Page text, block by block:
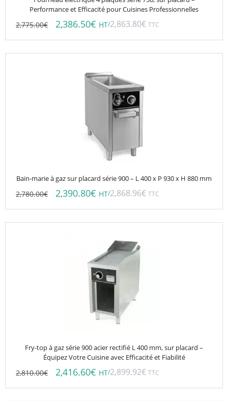
Performance et Efficacité pour Cuisines Professionnelles
2,775.00€ 2,386.50€ HT/2,863.80€ TTC
Bain-marie à gaz sur placard série 900 – L 400 x P 930 x H 880 mm
2,780.00€ 2,390.80€ HT/2,868.96€ TTC
Fry-top à gaz série 900 acier rectifié L 400 mm, sur placard –
Équipez Votre Cuisine avec Efficacité et Fiabilité
2,810.00€ 2,416.60€ HT/2,899.92€ TTC